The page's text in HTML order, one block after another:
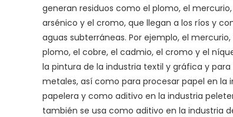
generan residuos como el plomo, el
arsénico y el cromo, que llegan a los ríos y
aguas subterráneas. Por ejemplo, el mercurio,
plomo, el cobre, el cadmio, el cromo y el
la pintura de la industria textil y gráfica y para
metales, así como para procesar papel en la
papelera y como aditivo en la industria
también se usa como aditivo en la industria